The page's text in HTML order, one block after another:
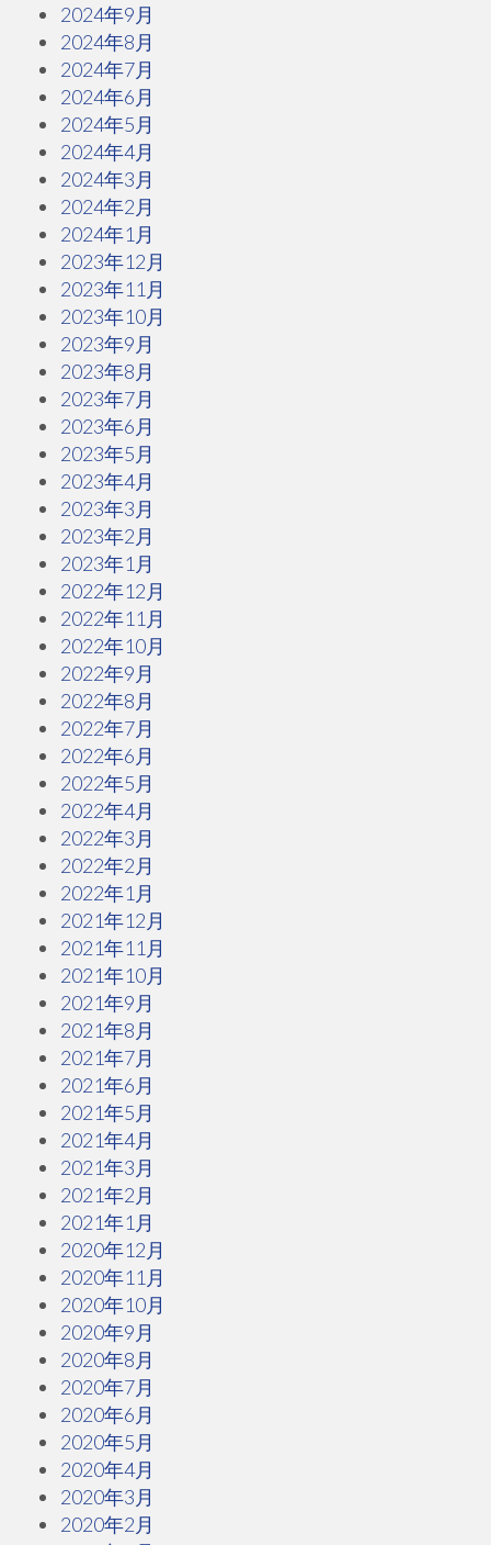
2024年9月
2024年8月
2024年7月
2024年6月
2024年5月
2024年4月
2024年3月
2024年2月
2024年1月
2023年12月
2023年11月
2023年10月
2023年9月
2023年8月
2023年7月
2023年6月
2023年5月
2023年4月
2023年3月
2023年2月
2023年1月
2022年12月
2022年11月
2022年10月
2022年9月
2022年8月
2022年7月
2022年6月
2022年5月
2022年4月
2022年3月
2022年2月
2022年1月
2021年12月
2021年11月
2021年10月
2021年9月
2021年8月
2021年7月
2021年6月
2021年5月
2021年4月
2021年3月
2021年2月
2021年1月
2020年12月
2020年11月
2020年10月
2020年9月
2020年8月
2020年7月
2020年6月
2020年5月
2020年4月
2020年3月
2020年2月